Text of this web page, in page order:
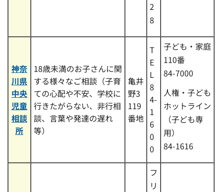
2
8
神奈
川県
中央
児童
相談
所
18歳未満のお子さんに関
する様々なご相談（子育
ての心配や不安、学校に
行きたがらない、非行相
談、言葉や発達の遅れ
等）
亀井
野3
119
番地
T
E
L
8
4-
1
6
0
0
子ども・家庭
110番
84-7000
人権・子ども
ホットライン
（子ども専
用）
84-1616
フ
リ